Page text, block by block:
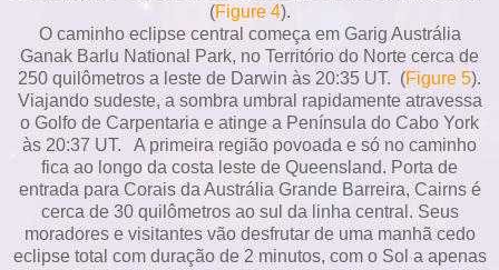
(Figure 4).
O caminho eclipse central começa em Garig Austrália
Ganak Barlu National Park, no Território do Norte cerca de
250 quilômetros a leste de Darwin às 20:35 UT. (Figure 5).
Viajando sudeste, a sombra umbral rapidamente atravessa
o Golfo de Carpentaria e atinge a Península do Cabo York
às 20:37 UT. A primeira região povoada e só no caminho
fica ao longo da costa leste de Queensland. Porta de
entrada para Corais da Austrália Grande Barreira, Cairns é
cerca de 30 quilômetros ao sul da linha central. Seus
moradores e visitantes vão desfrutar de uma manhã cedo
eclipse total com duração de 2 minutos, com o Sol a apenas